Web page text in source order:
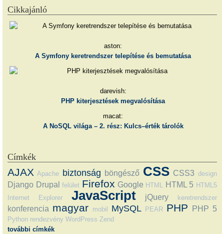
Cikkajánló
aston:
A Symfony keretrendszer telepítése és bemutatása
darevish:
PHP kiterjesztések megvalósítása
macat:
A NoSQL világa – 2. rész: Kulcs–érték tárolók
Címkék
AJAX Apache biztonság böngésző CSS CSS3 design
Django Drupal felület Firefox Google HTML HTML 5 HTML5
Internet Explorer
JavaScript jQuery keretrendszer
konferencia magyar mobil MySQL PEAR PHP PHP 5
Python rendezvény WordPress Zend
további címkék